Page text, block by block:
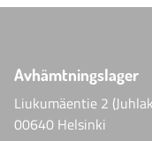
Avhämtningslager
Liukumäentie 2
00640 Helsinki